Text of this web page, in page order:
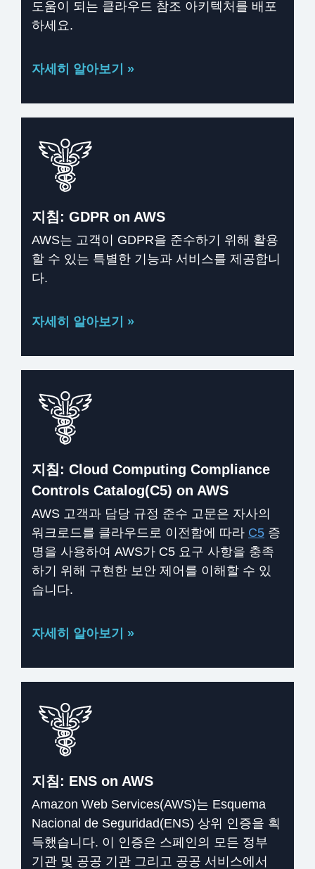
도움이 되는 클라우드 참조 아키텍처를 배포
하세요.
자세히 알아보기 »
지침: GDPR on AWS
AWS는 고객이 GDPR을 준수하기 위해 활용
할 수 있는 특별한 기능과 서비스를 제공합니
다.
자세히 알아보기 »
지침: Cloud Computing Compliance
Controls Catalog(C5) on AWS
AWS 고객과 담당 규정 준수 고문은 자사의
워크로드를 클라우드로 이전함에 따라 C5 증
명을 사용하여 AWS가 C5 요구 사항을 충족
하기 위해 구현한 보안 제어를 이해할 수 있
습니다.
자세히 알아보기 »
지침: ENS on AWS
Amazon Web Services(AWS)는 Esquema
Nacional de Seguridad(ENS) 상위 인증을 획
득했습니다. 이 인증은 스페인의 모든 정부
기관 및 공공 기관 그리고 공공 서비스에서